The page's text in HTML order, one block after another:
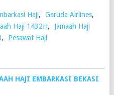
Haji, Garuda Airlines,
Haji 1432H,
Jamaah Haji
, Pesawat Haji
HAJI EMBARKASI BEKASI